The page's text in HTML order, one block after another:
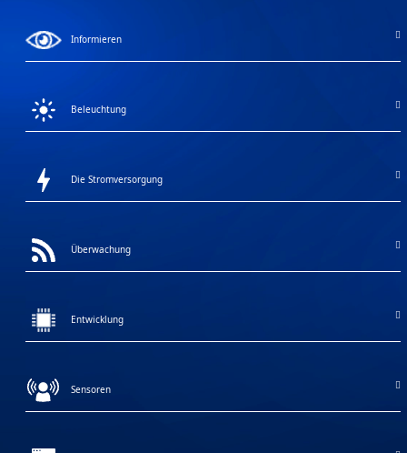
Informieren
Beleuchtung
Die Stromversorgung
Überwachung
Entwicklung
Sensoren